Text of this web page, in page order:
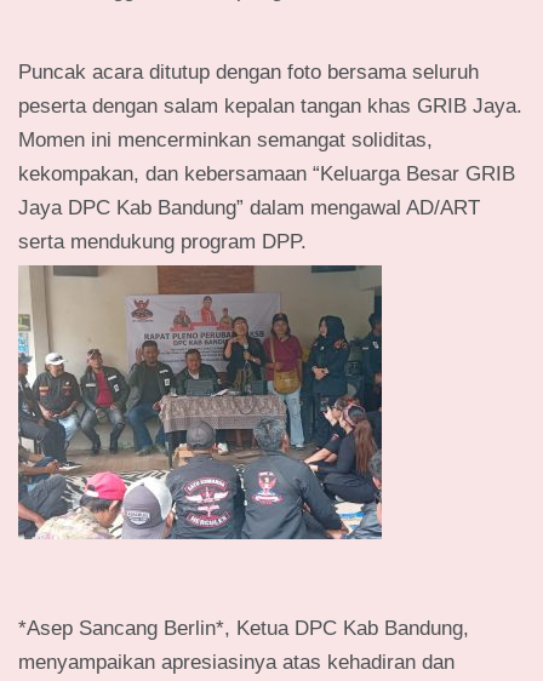
Puncak acara ditutup dengan foto bersama seluruh
peserta dengan salam kepalan tangan khas GRIB Jaya.
Momen ini mencerminkan semangat soliditas,
kekompakan, dan kebersamaan “Keluarga Besar GRIB
Jaya DPC Kab Bandung” dalam mengawal AD/ART
serta mendukung program DPP.
*Asep Sancang Berlin*, Ketua DPC Kab Bandung,
menyampaikan apresiasinya atas kehadiran dan